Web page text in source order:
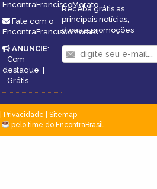
EncontraFranciscoMorato
Fale com o
EncontraFranciscoMorato
ANUNCIE:
Com
destaque |
Grátis
Receba grátis as
principais notícias,
dicas e promoções
Privacidade
Sitemap
pelo time do EncontraBrasil